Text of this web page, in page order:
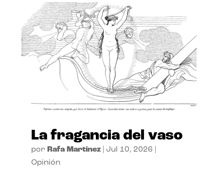
La fragancia del vaso
por Rafa Martínez| Jul 10, 2026
Opinión